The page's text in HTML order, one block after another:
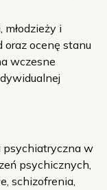
i
oraz ocenę stanu
wczesne
psychiatryczna w
psychicznych,
schizofrenia,